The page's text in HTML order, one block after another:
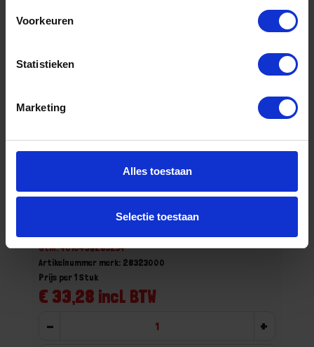
Voorkeuren
Statistieken
Marketing
Alles toestaan
Selectie toestaan
JUNG Voegbord RVS rechts 230X145MM
Gtin: 4010496283234
Artikelnummer merk: 28323000
€ 33,28 incl. BTW
Prijs per 1 Stuk
- +